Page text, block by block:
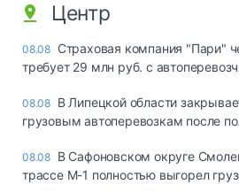
Центр
08.08 Страховая компания "Пари"
требует 29 млн руб. с
08.08 В Липецкой области
грузовым автоперевозкам после
08.08 В Сафоновском округе
трассе М-1 полностью выгорел